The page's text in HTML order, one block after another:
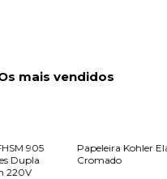
mais vendidos
905
Dupla
220V
Papeleira Kohler
Cromado